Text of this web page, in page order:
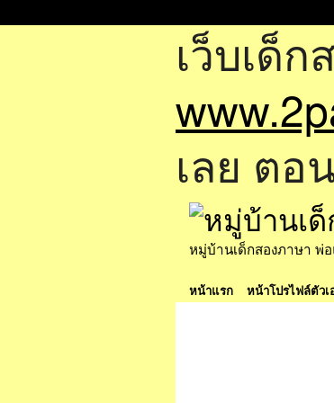
เว็บเด็
เลย ตอ
หมู่บ้านเด็กสองภาษา พ่
หน้าแรก หน้าโปรไฟล์ตัวเ